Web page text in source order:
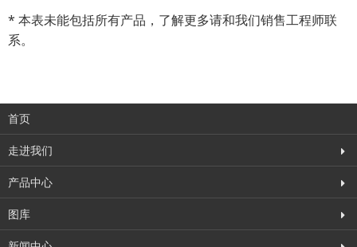
* 本表未能包括所有产品，了解更多请和我们销售工程师联
系。
首页
走进我们
产品中心
图库